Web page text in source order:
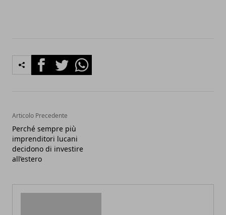
FacebookTwitterWhatsapp
Articolo Precedente
Perché sempre più
imprenditori lucani
decidono di investire
all’estero